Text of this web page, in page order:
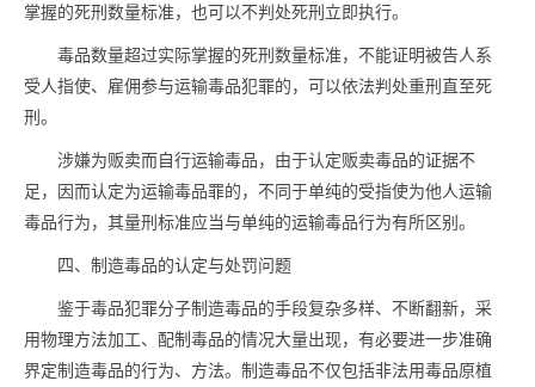
掌握的死刑数量标准，也可以不判处死刑立即执行。
毒品数量超过实际掌握的死刑数量标准，不能证明被告人系
受人指使、雇佣参与运输毒品犯罪的，可以依法判处重刑直至死
刑。
涉嫌为贩卖而自行运输毒品，由于认定贩卖毒品的证据不
足，因而认定为运输毒品罪的，不同于单纯的受指使为他人运输
毒品行为，其量刑标准应当与单纯的运输毒品行为有所区别。
四、制造毒品的认定与处罚问题
鉴于毒品犯罪分子制造毒品的手段复杂多样、不断翻新，采
用物理方法加工、配制毒品的情况大量出现，有必要进一步准确
界定制造毒品的行为、方法。制造毒品不仅包括非法用毒品原植